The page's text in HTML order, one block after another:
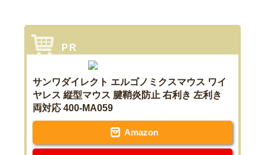
サンワダイレクト エルゴノミクスマウス ワイ
ヤレス 縦型マウス 腱鞘炎防止 右利き 左利き
両対応 400-MA059
Amazon